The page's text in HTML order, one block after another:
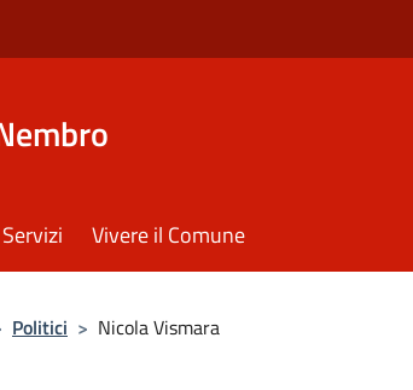
Servizi Vivere il Comune
Politici > Nicola Vismara